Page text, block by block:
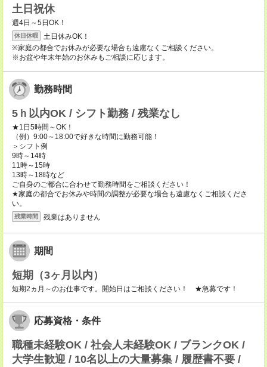
土日祝休
週4日～5日OK！
休日休暇
土日休みOK！
※家庭の都合でお休みが必要な場合も遠慮なくご相談ください。
※お盆や年末年始のお休みもご相談に応じます。
勤務時間
5ｈ以内OK / シフト勤務 / 残業なし
★1日5時間～OK！
（例）9:00～18:00で好きな時間に勤務可能！
＞シフト例
9時～14時
11時～15時
13時～18時など
ご自身のご都合に合わせて勤務時間をご相談ください！
★家庭の都合でお休みや時間の調整が必要な場合も遠慮なくご相談くださ
い。
残業時間 残業はありません
期間
短期（3ヶ月以内）
短期2ヵ月～のお仕事です。開始日はご相談ください！ ★急募です！
応募資格・条件
職種未経験OK / 社会人未経験OK / ブランクOK /
大学生歓迎 / 10名以上の大量募集 / 履歴書不要 /